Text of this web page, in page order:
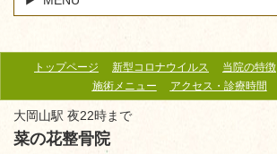
トップページ 新型コロナウイルス 当院の特徴
施術メニュー
アクセス・診療時間
大岡山駅 夜22時まで
菜の花整骨院